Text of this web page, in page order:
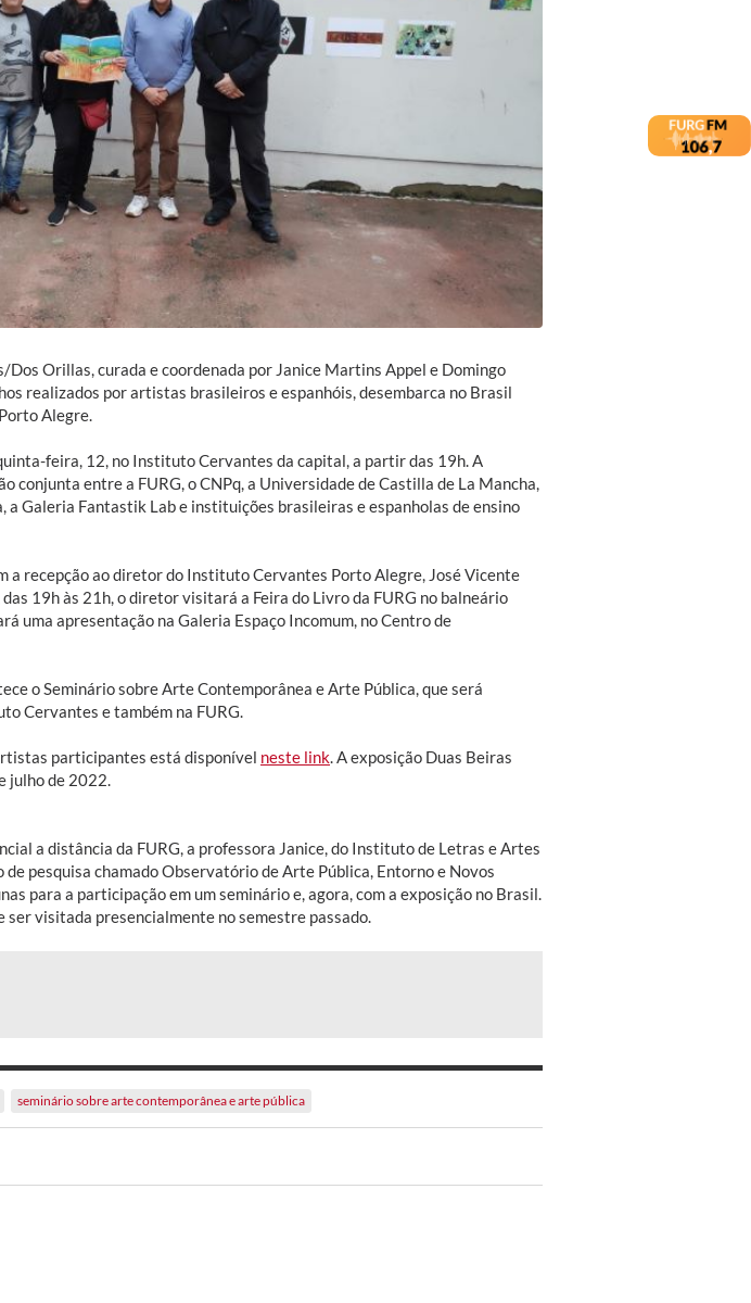
Orillas, curada e coordenada por Janice Martins Appel e Domingo
realizados por artistas brasileiros e espanhóis, desembarca no Brasil
Alegre.
feira, 12, no Instituto Cervantes da capital, a partir das 19h. A
conjunta entre a FURG, o CNPq, a Universidade de Castilla de La Mancha,
a Galeria Fantastik Lab e instituições brasileiras e espanholas de ensino
a recepção ao diretor do Instituto Cervantes Porto Alegre, José Vicente
19h às 21h, o diretor visitará a Feira do Livro da FURG no balneário
uma apresentação na Galeria Espaço Incomum, no Centro de
o Seminário sobre Arte Contemporânea e Arte Pública, que será
Cervantes e também na FURG.
participantes está disponível neste link. A exposição Duas Beiras
julho de 2022.
a distância da FURG, a professora Janice, do Instituto de Letras e Artes
de pesquisa chamado Observatório de Arte Pública, Entorno e Novos
para a participação em um seminário e, agora, com a exposição no Brasil.
ser visitada presencialmente no semestre passado.
seminário sobre arte contemporânea e arte pública